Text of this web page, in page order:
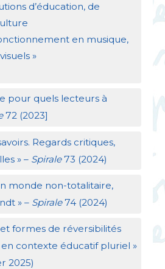
d’éducation, de
en musique,
»
pour quels lecteurs à
72 (2023]
Regards critiques,
» – Spirale73 (2024)
monde non-totalitaire,
» – Spirale74 (2024)
formes de réversibilités
contexte éducatif pluriel »
2025)